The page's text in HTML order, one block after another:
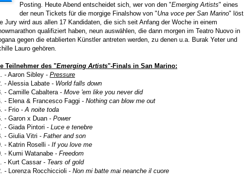
Posting. Heute Abend entscheidet sich, wer von den "Emerging Artists" eines
der neun Tickets für die morgige Finalshow von "Una voce per San Marino" löst.
Jury wird aus allen 17 Kandidaten, die sich seit Anfang der Woche in einem
qualifiziert haben, neun auswählen, die dann morgen im Teatro Nuovo in
gegen die etablierten Künstler antreten werden, zu denen u.a. Burak Yeter und
Lauro gehören.
Teilnehmer des "Emerging Artists"-Finals in San Marino:
- Aaron Sibley - Pressure
- Alessia Labate - World falls down
- Camille Cabaltera - Move 'em like you never did
- Elena & Francesco Faggi - Nothing can blow me out
- Frio - A noite toda
- Garon x Duan - Power
- Giada Pintori - Luce e tenebre
- Giulia Vitri - Father and son
- Katrin Roselli - If you love me
- Kumi Watanabe - Freedom
- Kurt Cassar - Tears of gold
- Lorenza Rocchiccioli - Non mi batte mai neanche il cuore